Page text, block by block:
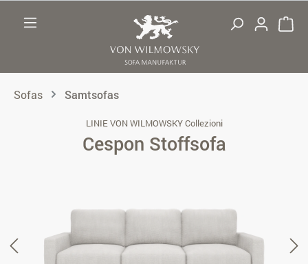
Sofas Samtsofas
LINIE VON WILMOWSKY Collezioni
Cespon Stoffsofa